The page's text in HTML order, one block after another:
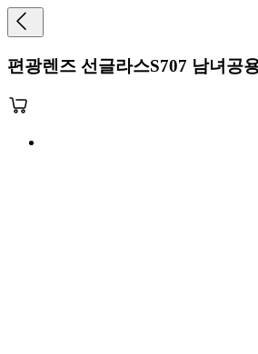
편광렌즈 선글라스S707 남녀공